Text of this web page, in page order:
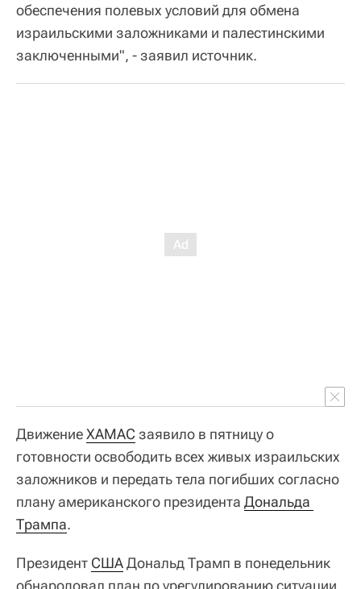
обеспечения полевых условий для обмена
израильскими заложниками и палестинскими
заключенными", - заявил источник.
ДвижениеХАМАС заявило в пятницу о
готовности освободить всех живых израильских
заложников и передать тела погибших согласно
плану американского президента Дональда
Трампа.
Президент СШАДональд Трамп в понедельник
обнародовал план по урегулированию ситуации